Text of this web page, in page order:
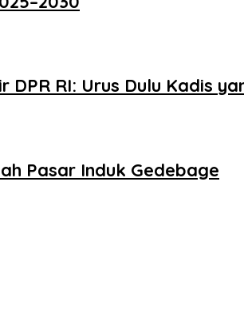
DPR RI: Urus Dulu Kadis
Pasar Induk Gedebage